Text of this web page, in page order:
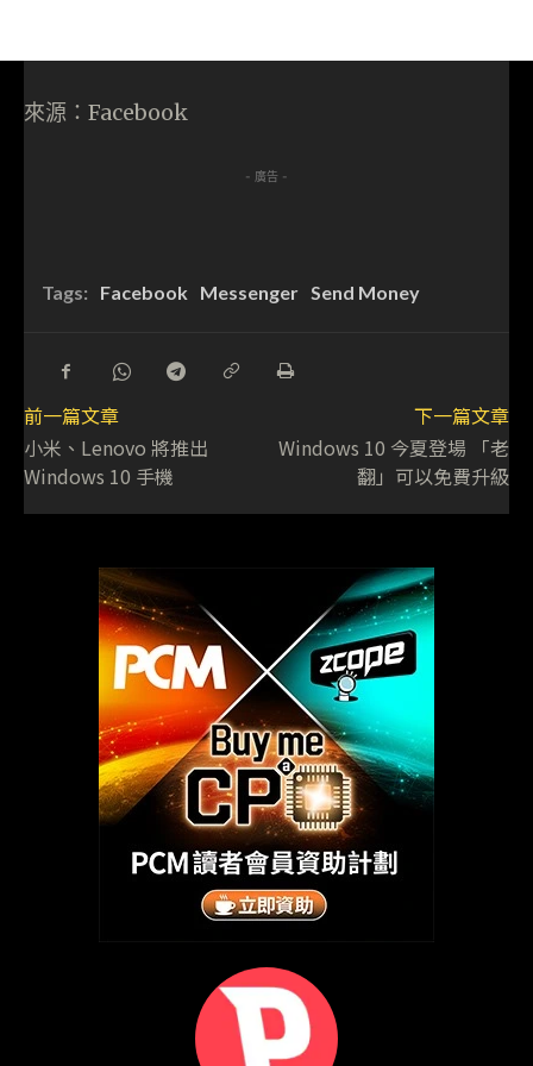
來源：Facebook
- 廣告 -
Tags: Facebook Messenger Send Money
前一篇文章
小米、Lenovo 將推出
Windows 10 手機
下一篇文章
Windows 10 今夏登場 「老
翻」可以免費升級